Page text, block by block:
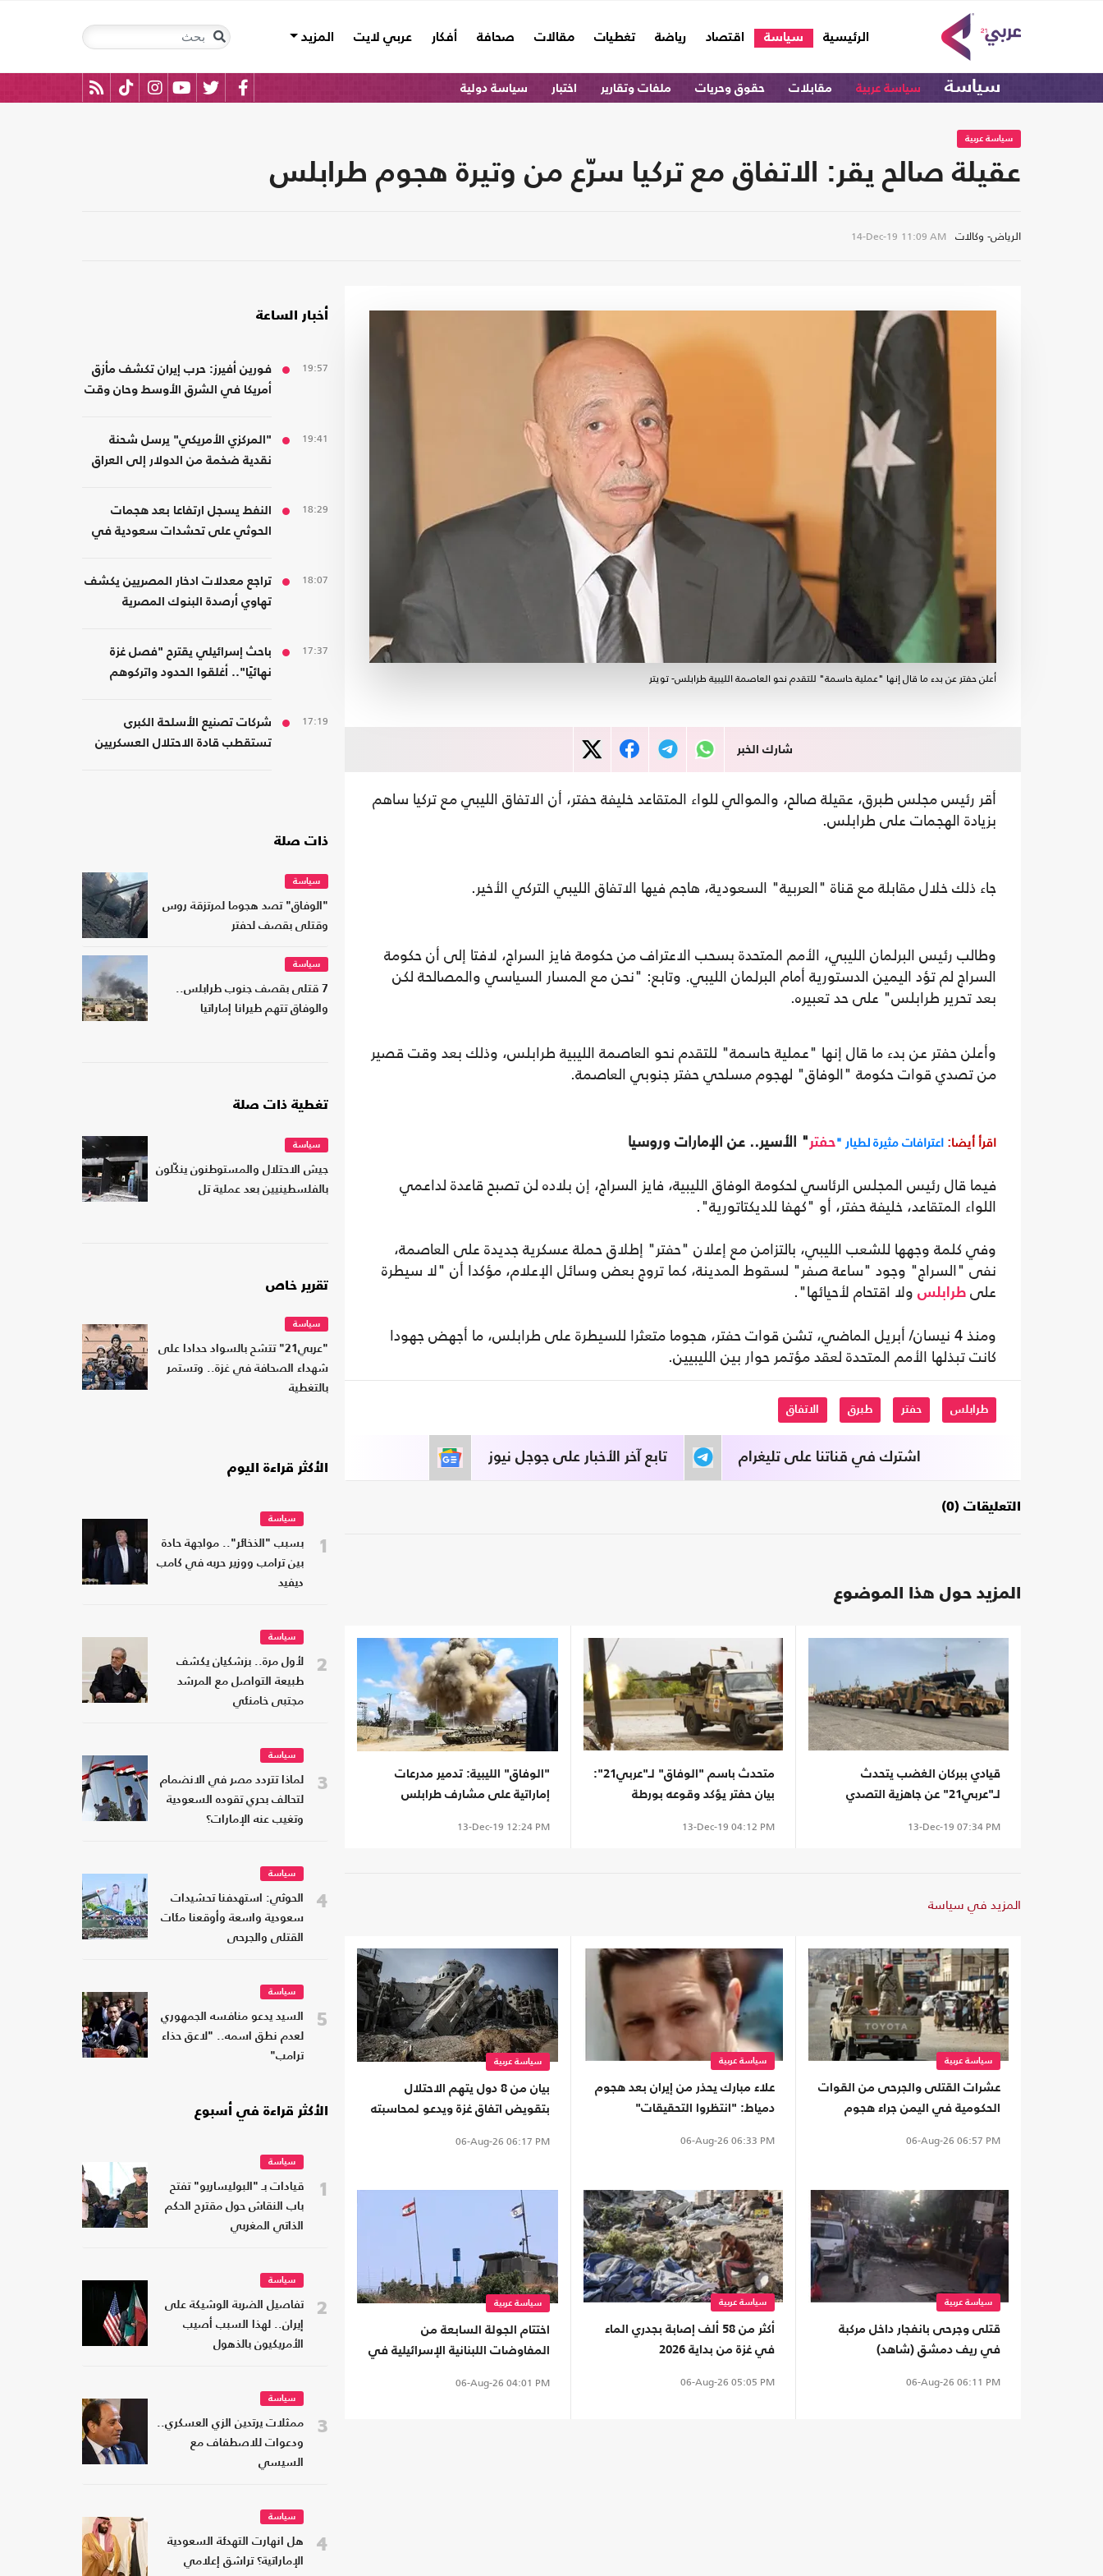
الرئيسية
(current) سياسة اقتصاد رياضة تغطيات مقالات صحافة أفكار عربي لايت المزيد
سياسة سياسة عربية مقابلات حقوق وحريات ملفات وتقارير اختبار سياسة دولية
سياسة عربية
عقيلة صالح يقر: الاتفاق مع تركيا سرّع من وتيرة هجوم طرابلس
الرياض- وكالات 14-Dec-19 11:09 AM
أعلن حفتر عن بدء ما قال إنها "عملية حاسمة" للتقدم نحو العاصمة الليبية طرابلس- تويتر
شارك الخبر
أقر رئيس مجلس طبرق، عقيلة صالح، والموالي للواء المتقاعد خليفة حفتر، أن الاتفاق الليبي مع تركيا ساهم
بزيادة الهجمات على طرابلس.
جاء ذلك خلال مقابلة مع قناة "العربية" السعودية، هاجم فيها الاتفاق الليبي التركي الأخير.
وطالب رئيس البرلمان الليبي، الأمم المتحدة بسحب الاعتراف من حكومة فايز السراج، لافتا إلى أن حكومة
السراج لم تؤد اليمين الدستورية أمام البرلمان الليبي. وتابع: "نحن مع المسار السياسي والمصالحة لكن
بعد تحرير طرابلس" على حد تعبيره.
وأعلن حفتر عن بدء ما قال إنها "عملية حاسمة" للتقدم نحو العاصمة الليبية طرابلس، وذلك بعد وقت قصير
من تصدي قوات حكومة "الوفاق" لهجوم مسلحي حفتر جنوبي العاصمة.
اقرأ أيضا: اعترافات مثيرة لطيار "حفتر " الأسير.. عن الإمارات وروسيا
فيما قال رئيس المجلس الرئاسي لحكومة الوفاق الليبية، فايز السراج، إن بلاده لن تصبح قاعدة لداعمي
اللواء المتقاعد، خليفة حفتر، أو "كهفا للديكتاتورية".
وفي كلمة وجهها للشعب الليبي، بالتزامن مع إعلان "حفتر" إطلاق حملة عسكرية جديدة على العاصمة،
نفى "السراج" وجود "ساعة صفر" لسقوط المدينة، كما تروج بعض وسائل الإعلام، مؤكدا أن "لا سيطرة
على طرابلس ولا اقتحام لأحيائها".
ومنذ 4 نيسان/ أبريل الماضي، تشن قوات حفتر، هجوما متعثرا للسيطرة على طرابلس، ما أجهض جهودا
كانت تبذلها الأمم المتحدة لعقد مؤتمر حوار بين الليبيين.
طرابلس حفتر طبرق الاتفاق
تابع آخر الأخبار على جوجل نيوز اشترك في قناتنا على تليغرام
التعليقات (0)
المزيد حول هذا الموضوع
قيادي ببركان الغضب يتحدث
لـ"عربي21" عن جاهزية التصدي
13-Dec-19 07:34 PM
متحدث باسم "الوفاق" لـ"عربي21":
بيان حفتر يؤكد وقوعه بورطة
13-Dec-19 04:12 PM
"الوفاق" الليبية: تدمير مدرعات
إماراتية على مشارف طرابلس
13-Dec-19 12:24 PM
المزيد في سياسة
سياسة عربية
عشرات القتلى والجرحى من القوات
الحكومية في اليمن جراء هجوم
06-Aug-26 06:57 PM
سياسة عربية
علاء مبارك يحذر من إيران بعد هجوم
دمياط: "انتظروا التحقيقات"
06-Aug-26 06:33 PM
سياسة عربية
بيان من 8 دول يتهم الاحتلال
بتقويض اتفاق غزة ويدعو لمحاسبته
06-Aug-26 06:17 PM
سياسة عربية
قتلى وجرحى بانفجار داخل مركبة
في ريف دمشق (شاهد)
06-Aug-26 06:11 PM
سياسة عربية
أكثر من 58 ألف إصابة بجدري الماء
في غزة من بداية 2026
06-Aug-26 05:05 PM
سياسة عربية
اختتام الجولة السابعة من
المفاوضات اللبنانية الإسرائيلية في
06-Aug-26 04:01 PM
أخبار الساعة
19:57
فورين أفيرز: حرب إيران تكشف مأزق
أمريكا في الشرق الأوسط وحان وقت
19:41
"المركزي الأمريكي" يرسل شحنة
نقدية ضخمة من الدولار إلى العراق
18:29
النفط يسجل ارتفاعا بعد هجمات
الحوثي على تحشدات سعودية في
18:07
تراجع معدلات ادخار المصريين يكشف
تهاوي أرصدة البنوك المصرية
17:37
باحث إسرائيلي يقترح "فصل غزة
نهائيًا".. أغلقوا الحدود واتركوهم
17:19
شركات تصنيع الأسلحة الكبرى
تستقطب قادة الاحتلال العسكريين
ذات صلة
سياسة
"الوفاق" تصد هجوما لمرتزقة روس
وقتلى بقصف لحفتر
سياسة
7 قتلى بقصف جنوب طرابلس..
والوفاق تتهم طيرانا إماراتيا
تغطية ذات صلة
سياسة
جيش الاحتلال والمستوطنون ينكّلون
بالفلسطينيين بعد عملية تل
تقرير خاص
سياسة
"عربي21" تتشح بالسواد حدادا على
شهداء الصحافة في غزة.. وتستمر
بالتغطية
الأكثر قراءة اليوم
1
سياسة
بسبب "الذخائر".. مواجهة حادة
بين ترامب ووزير حربه في كامب
ديفيد
2
سياسة
لأول مرة.. بزشكيان يكشف
طبيعة التواصل مع المرشد
مجتبى خامنئي
3
سياسة
لماذا تتردد مصر في الانضمام
لتحالف بحري تقوده السعودية
وتغيب عنه الإمارات؟
4
سياسة
الحوثي: استهدفنا تحشيدات
سعودية واسعة وأوقعنا مئات
القتلى والجرحى
5
سياسة
السيد يدعو منافسه الجمهوري
لعدم نطق اسمه.. "لاعق حذاء
ترامب"
الأكثر قراءة في أسبوع
1
سياسة
قيادات بـ "البوليساريو" تفتح
باب النقاش حول مقترح الحكم
الذاتي المغربي
2
سياسة
تفاصيل الضربة الوشيكة على
إيران.. لهذا السبب أصيب
الأمريكيون بالذهول
3
سياسة
ممثلات يرتدين الزي العسكري..
ودعوات للاصطفاف مع
السيسي
4
سياسة
هل انهارت التهدئة السعودية
الإماراتية؟ تراشق إعلامي